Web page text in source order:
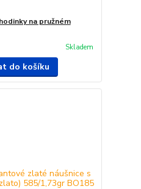
na pružném
Skladem
do košíku